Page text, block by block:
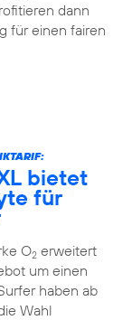
dann
für einen fairen
bietet
für
O2erweitert
um einen
haben ab
Wahl